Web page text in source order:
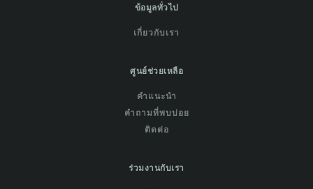
ข้อมูลทั่วไป
เกี่ยวกับเรา
ศูนย์ช่วยเหลือ
คำแนะนำ
คำถามที่พบบ่อย
ติดต่อ
ร่วมงานกับเรา